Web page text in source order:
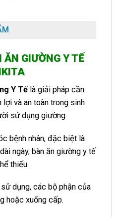
ĂN GIƯỜNG Y TẾ
Y Tếlà giải pháp cần
và an toàn trong sinh
sử dụng giường
bệnh nhân, đặc biệt là
ngày, bàn ăn giường y tế
thiếu.
dụng, các bộ phận của
hoặc xuống cấp.